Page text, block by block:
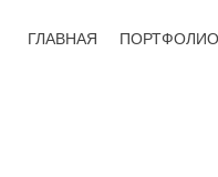
ГЛАВНАЯ ПОРТФОЛИО